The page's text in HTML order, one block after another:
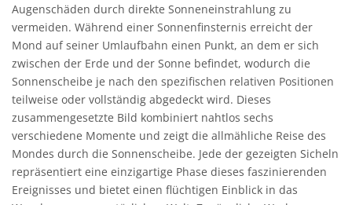
Augenschäden durch direkte Sonneneinstrahlung zu
vermeiden. Während einer Sonnenfinsternis erreicht der
Mond auf seiner Umlaufbahn einen Punkt, an dem er sich
zwischen der Erde und der Sonne befindet, wodurch die
Sonnenscheibe je nach den spezifischen relativen Positionen
teilweise oder vollständig abgedeckt wird. Dieses
zusammengesetzte Bild kombiniert nahtlos sechs
verschiedene Momente und zeigt die allmähliche Reise des
Mondes durch die Sonnenscheibe. Jede der gezeigten Sicheln
repräsentiert eine einzigartige Phase dieses faszinierenden
Ereignisses und bietet einen flüchtigen Einblick in das